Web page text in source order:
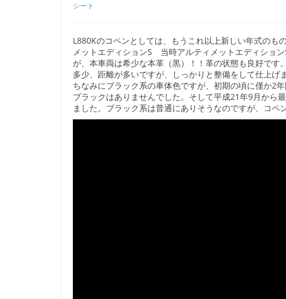
シート
L880Kのコペンとしては、もうこれ以上新しい年式のも
メットエディションS 当時アルティメットエディショ
が、本車両は希少な本革（黒）！！革の状態も良好です。
多少、距離が多いですが、しっかりと整備をして仕上げま
ちなみにブラック系の車体色ですが、初期の頃に僅か2
ブラックはありませんでした。そして平成21年9月から
ました。ブラック系は普通にありそうなのですが、コペ